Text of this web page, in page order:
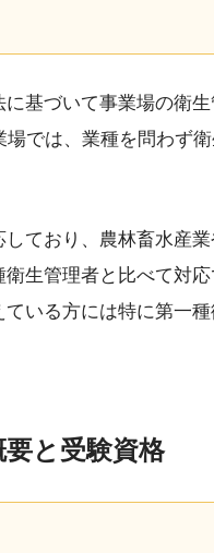
基づいて事業場の衛
では、業種を問わず
ており、農林畜水産
生管理者と比べて対
いる方には特に第一
と受験資格